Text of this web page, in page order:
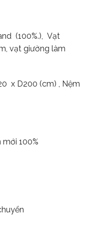
(100%.), Vạt
vạt giường làm
x D200 (cm) , Nệm
100%